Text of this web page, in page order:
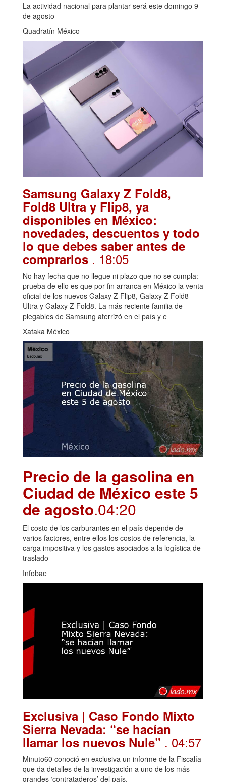
La actividad nacional para plantar será este domingo 9
de agosto
Quadratín México
Samsung Galaxy Z Fold8,
Fold8 Ultra y Flip8, ya
disponibles en México:
novedades, descuentos y todo
lo que debes saber antes de
comprarlos . 18:05
No hay fecha que no llegue ni plazo que no se cumpla:
prueba de ello es que por fin arranca en México la venta
oficial de los nuevos Galaxy Z Flip8, Galaxy Z Fold8
Ultra y Galaxy Z Fold8. La más reciente familia de
plegables de Samsung aterrizó en el país y e
Xataka México
Precio de la gasolina en
Ciudad de México este 5
de agosto.04:20
El costo de los carburantes en el país depende de
varios factores, entre ellos los costos de referencia, la
carga impositiva y los gastos asociados a la logística de
traslado
Infobae
Exclusiva | Caso Fondo Mixto
Sierra Nevada: “se hacían
llamar los nuevos Nule” . 04:57
Minuto60 conoció en exclusiva un informe de la Fiscalía
que da detalles de la investigación a uno de los más
grandes ‘contrataderos’ del país.